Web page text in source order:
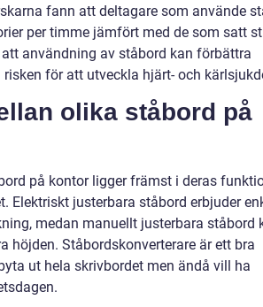
fann att deltagare som använde
per timme jämfört med de som satt
användning av ståbord kan förbättra
för att utveckla hjärt- och
olika ståbord på
på kontor ligger främst i deras
Elektriskt justerbara ståbord erbjuder
medan manuellt justerbara ståbord
höjden. Ståbordskonverterare är ett bra
ut hela skrivbordet men ändå vill ha